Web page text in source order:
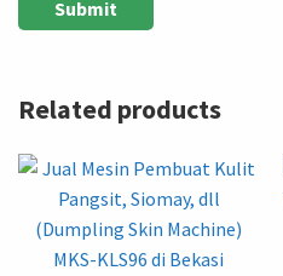
Related products